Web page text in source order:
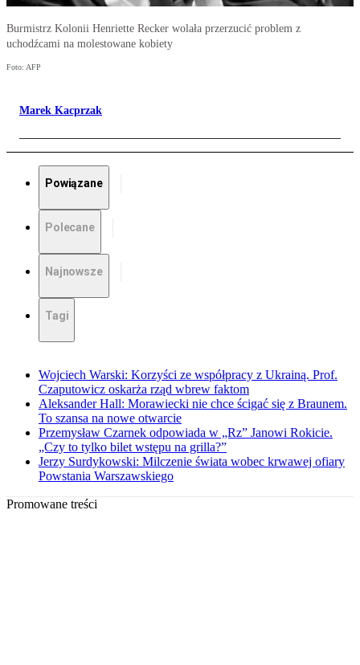
Burmistrz Kolonii Henriette Recker wolała przerzucić problem z
uchodźcami na molestowane kobiety
Foto: AFP
Marek Kacprzak
Powiązane
Polecane
Najnowsze
Tagi
Wojciech Warski: Korzyści ze współpracy z Ukrainą. Prof.
Czaputowicz oskarża rząd wbrew faktom
Aleksander Hall: Morawiecki nie chce ścigać się z Braunem.
To szansa na nowe otwarcie
Przemysław Czarnek odpowiada w „Rz” Janowi Rokicie.
„Czy to tylko bilet wstępu na grilla?”
Jerzy Surdykowski: Milczenie świata wobec krwawej ofiary
Powstania Warszawskiego
Promowane treści